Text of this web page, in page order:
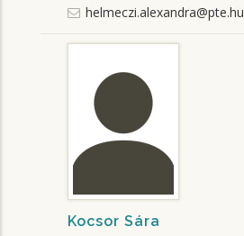
helmeczi.alexandra@pte.hu
Kocsor Sára